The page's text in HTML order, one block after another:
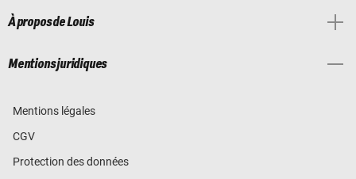
À propos de Louis
Mentions juridiques
Mentions légales
CGV
Protection des données